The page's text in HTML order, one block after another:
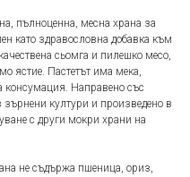
пълноценна, месна храна за
като здравословна добавка към
сьомга и пилешко месо,
ястие. Пастетът има мека,
консумация. Направено със
култури и произведено в
с други мокри храни на
не съдържа пшеница, ориз,